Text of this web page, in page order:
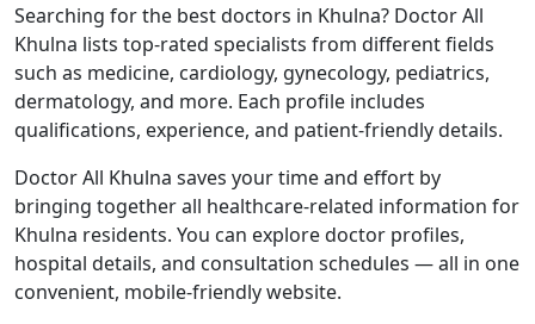
Searching for the best doctors in Khulna? Doctor All
Khulna lists top-rated specialists from different fields
such as medicine, cardiology, gynecology, pediatrics,
dermatology, and more. Each profile includes
qualifications, experience, and patient-friendly details.
Doctor All Khulna saves your time and effort by
bringing together all healthcare-related information for
Khulna residents. You can explore doctor profiles,
hospital details, and consultation schedules — all in one
convenient, mobile-friendly website.